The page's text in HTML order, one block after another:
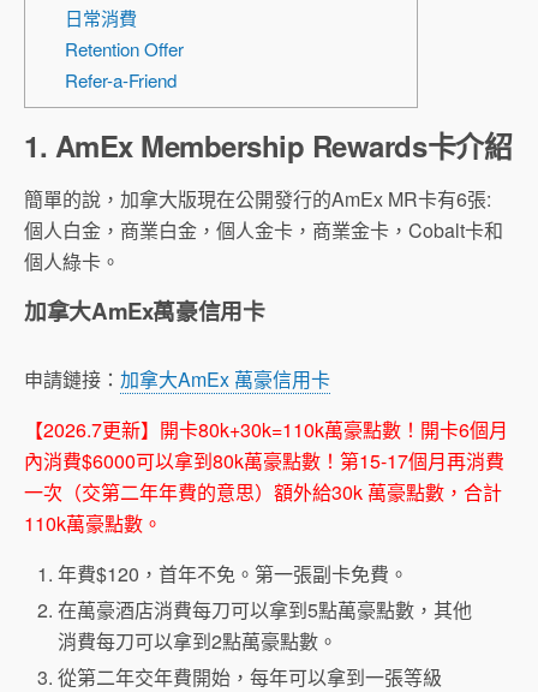
日常消費
Retention Offer
Refer-a-Friend
1. AmEx Membership Rewards卡介紹
簡單的說，加拿大版現在公開發行的AmEx MR卡有6張:
個人白金，商業白金，個人金卡，商業金卡，Cobalt卡和
個人綠卡。
加拿大AmEx萬豪信用卡
申請鏈接： 加拿大AmEx 萬豪信用卡
【2026.7更新】開卡80k+30k=110k萬豪點數！開卡6個月
內消費$6000可以拿到80k萬豪點數！第15-17個月再消費
一次（交第二年年費的意思）額外給30k 萬豪點數，合計
110k萬豪點數。
年費$120，首年不免。第一張副卡免費。
在萬豪酒店消費每刀可以拿到5點萬豪點數，其他
消費每刀可以拿到2點萬豪點數。
從第二年交年費開始，每年可以拿到一張等級